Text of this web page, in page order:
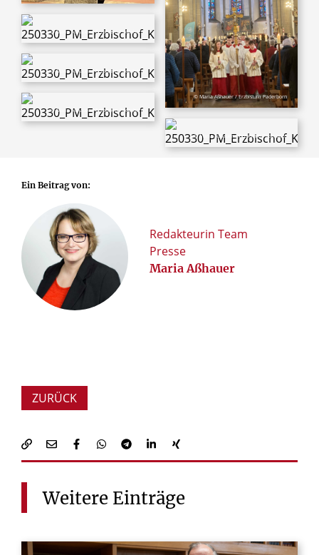
© Maria Aßhauer / Erzbistum Paderborn
© Maria Aßhauer / Erzbistum Paderborn
© Maria Aßhauer / Erzbistum Paderborn
© Maria Aßhauer / Erzbistum Paderborn
© Maria Aßhauer / Erzbistum Paderborn
Ein Beitrag von:
Redakteurin Team
Presse
Maria Aßhauer
ZURÜCK
Weitere Einträge